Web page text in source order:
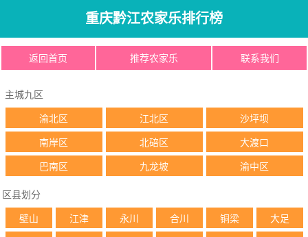
重庆黔江农家乐排行榜
返回首页 推荐农家乐 联系我们
主城九区
渝北区 江北区 沙坪坝
南岸区 北碚区 大渡口
巴南区 九龙坡 渝中区
区县划分
壁山 江津 永川 合川 铜梁 大足